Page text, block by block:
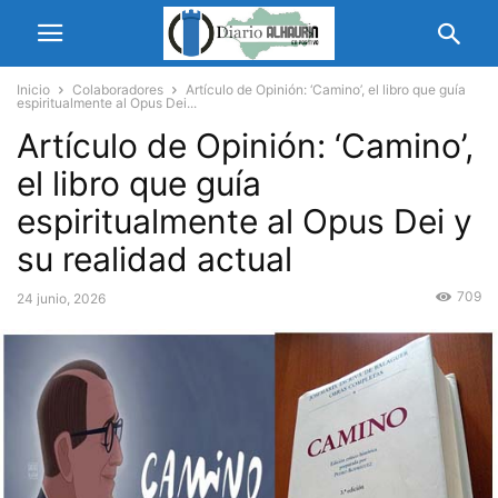
Inicio Colaboradores
Artículo de Opinión: ‘Camino’, el libro que guía
espiritualmente al Opus Dei...
Artículo de Opinión: ‘Camino’,
el libro que guía
espiritualmente al Opus Dei y
su realidad actual
24 junio, 2026 709